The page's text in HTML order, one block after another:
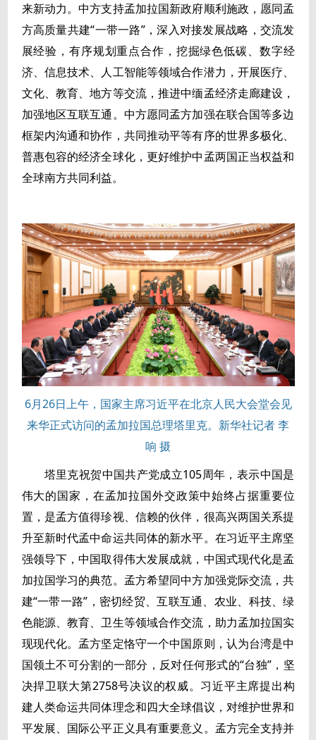
来新动力。中方支持孟加拉国新政府顺利施政，愿同孟
方高质量共建“一带一路”，深入对接发展战略，交流发
展经验，有序规划重点合作，挖掘绿色低碳、数字经
济、信息技术、人工智能等领域合作潜力，开展医疗、
文化、教育、地方等交流，推进中缅孟经济走廊建设，
加强地区互联互通。中方愿同孟方加强在联合国等多边
框架内沟通和协作，共同推动平等有序的世界多极化、
普惠包容的经济全球化，更好维护中孟两国正当权益和
全球南方共同利益。
6月26日上午，国家主席习近平在北京人民大会堂会见
来华正式访问的孟加拉国总理塔里克。新华社记者 李
响 摄
塔里克祝贺中国共产党成立105周年，表示中国是
伟大的国家，在孟加拉国外交政策中始终占据重要位
置，是孟方值得珍视、信赖的伙伴，很高兴两国关系提
升至新时代孟中命运共同体的新水平。在习近平主席坚
强领导下，中国取得伟大发展成就，中国式现代化是孟
加拉国学习的典范。孟方希望同中方加强党际交流，共
建“一带一路”，密切经贸、互联互通、农业、科技、绿
色能源、教育、卫生等领域合作交流，助力孟加拉国实
现现代化。孟方坚定恪守一个中国原则，认为台湾是中
国领土不可分割的一部分，反对任何形式的“台独”，坚
决捍卫联大第2758号决议的权威。习近平主席提出构
建人类命运共同体理念和四大全球倡议，对维护世界和
平发展、国际公平正义具有重要意义。孟方完全支持并